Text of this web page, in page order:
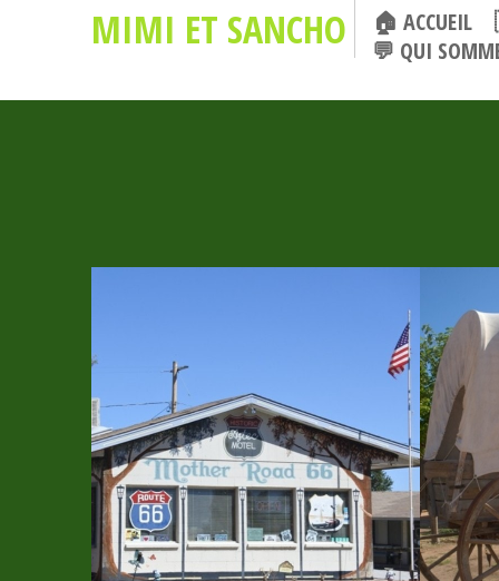
MIMI ET SANCHO 🏠 ACCUEIL
💬 QUI
GODS – MONUMENT
VALLEY – GRAND
CANYON
🇺🇸